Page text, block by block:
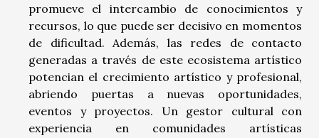
promueve el intercambio de conocimientos y
recursos, lo que puede ser decisivo en momentos
de dificultad. Además, las redes de contacto
generadas a través de este ecosistema artístico
potencian el crecimiento artístico y profesional,
abriendo puertas a nuevas oportunidades,
eventos y proyectos. Un gestor cultural con
experiencia en comunidades artísticas